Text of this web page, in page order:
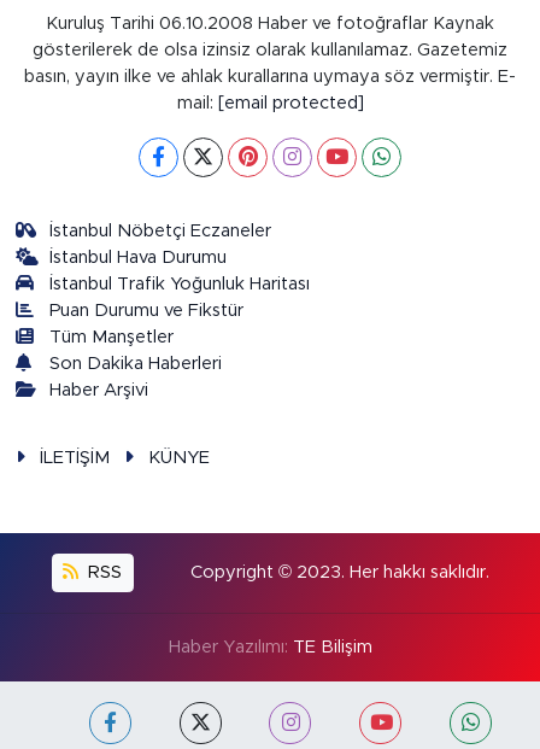
Kuruluş Tarihi 06.10.2008 Haber ve fotoğraflar Kaynak
gösterilerek de olsa izinsiz olarak kullanılamaz. Gazetemiz
basın, yayın ilke ve ahlak kurallarına uymaya söz vermiştir. E-
mail: [email protected]
İstanbul Nöbetçi Eczaneler
İstanbul Hava Durumu
İstanbul Trafik Yoğunluk Haritası
Puan Durumu ve Fikstür
Tüm Manşetler
Son Dakika Haberleri
Haber Arşivi
İLETİŞİM KÜNYE
RSS Copyright © 2023. Her hakkı saklıdır.
Haber Yazılımı: TE Bilişim